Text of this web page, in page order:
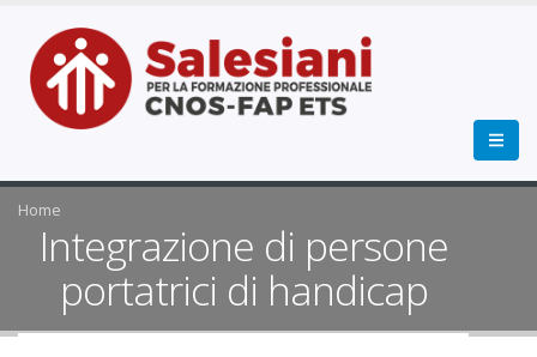
Home
Integrazione di persone
portatrici di handicap